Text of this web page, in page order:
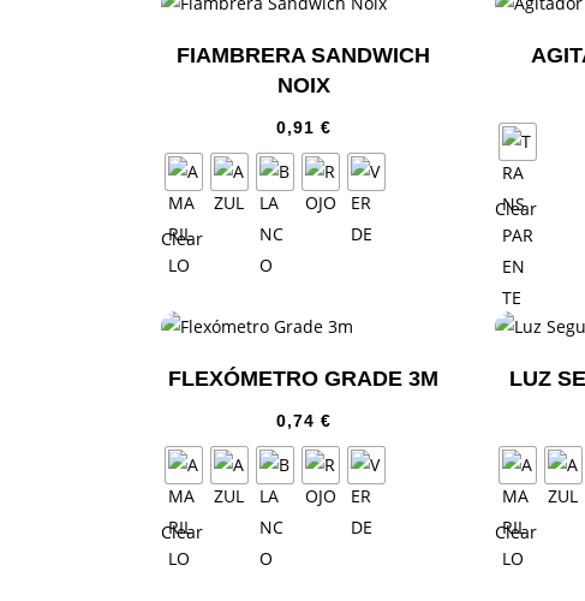
FIAMBRERA SANDWICH
NOIX
0,91 €
Clear
Clear
FLEXÓMETRO GRADE 3M
0,74 €
Clear
LUZ
Clear